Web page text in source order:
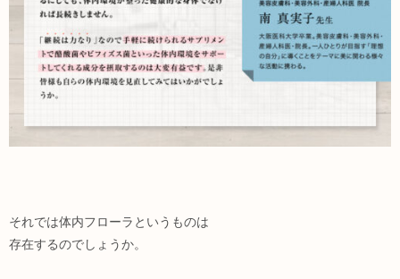
それでは体内フローラというものは
存在するのでしょうか。